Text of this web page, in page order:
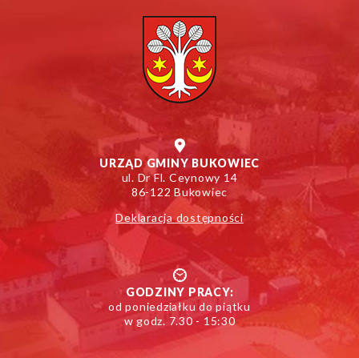
URZĄD GMINY BUKOWIEC
ul. Dr Fl. Ceynowy 14
86-122 Bukowiec
Deklaracja dostępności
GODZINY PRACY:
od poniedziałku do piątku
w godz. 7.30 - 15:30